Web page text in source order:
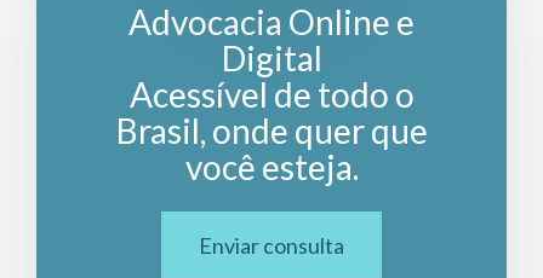
Advocacia Online e
Digital
Acessível de todo o
Brasil, onde quer que
você esteja.
Enviar consulta